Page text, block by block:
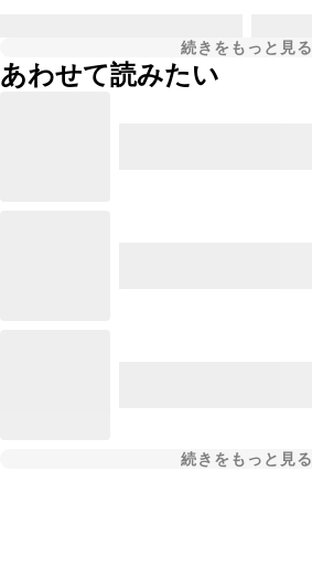
続きをもっと見る
あわせて読みたい
続きをもっと見る